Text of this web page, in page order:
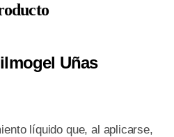
Uñas
líquido que, al aplicarse,